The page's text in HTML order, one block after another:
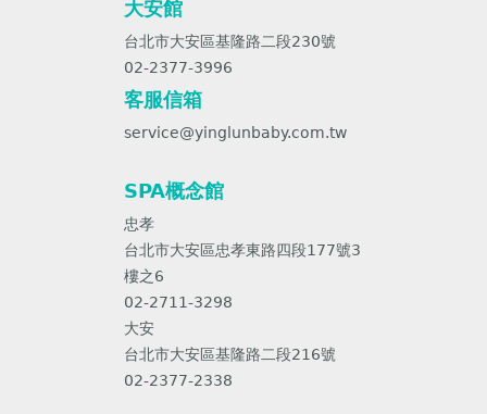
大安館
台北市大安區基隆路二段230號
02-2377-3996
客服信箱
service@yinglunbaby.com.tw
SPA概念館
忠孝
台北市大安區忠孝東路四段177號3
樓之6
02-2711-3298
大安
台北市大安區基隆路二段216號
02-2377-2338